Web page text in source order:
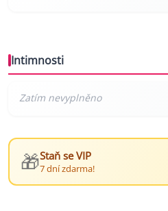
Intimnosti
🎁Staň se VIP
7 dní zdarma!